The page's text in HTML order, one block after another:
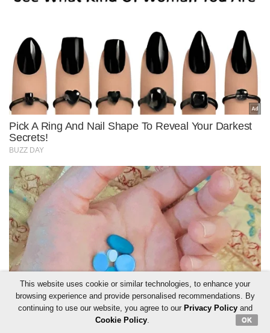
This website uses cookie or similar technologies, to enhance your
browsing experience and provide personalised recommendations. By
continuing to use our website, you agree to our Privacy Policyand
Cookie Policy. OK